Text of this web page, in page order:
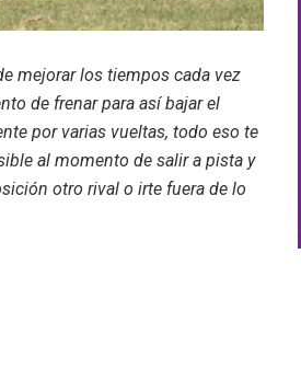
mejorar los tiempos cada vez
de frenar para así bajar el
por varias vueltas, todo eso te
al momento de salir a pista y
otro rival o irte fuera de lo